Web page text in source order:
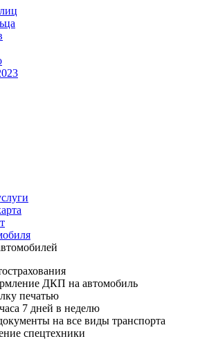
ДКП на автомобиль
печатью
7 дней в неделю
на все виды транспорта
спецтехники